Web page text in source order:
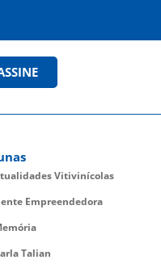
Vitivinícolas
Empreendedora
Talian